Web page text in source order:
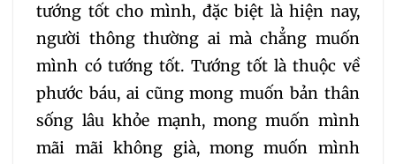
319 320 321
322 323 324
325 326 327
tướng tốt cho mình, đặc biệt là hiện nay,
người thông thường ai mà chẳng muốn
mình có tướng tốt. Tướng tốt là thuộc về
phước báu, ai cũng mong muốn bản thân
sống lâu khỏe mạnh, mong muốn mình
mãi mãi không già, mong muốn mình